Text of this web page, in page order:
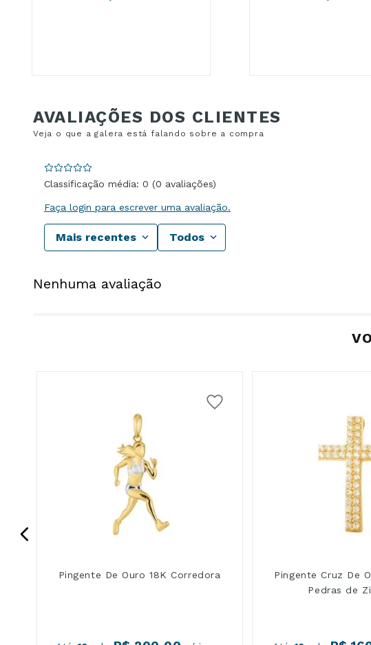
Classificação média: 0 (0 avaliações)
Faça login para escrever uma avaliação.
Mais recentes Todos
Nenhuma avaliação
Pingente De Ouro 18K Corredora
Pingente Cruz De
Pedras de